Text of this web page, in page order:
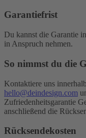
Garantiefrist
Du kannst die Garantie
in Anspruch nehmen.
So nimmst du die
Kontaktiere uns
hello@deindesign.com
Zufriedenheitsgarantie
anschließend die
Rücksendekosten